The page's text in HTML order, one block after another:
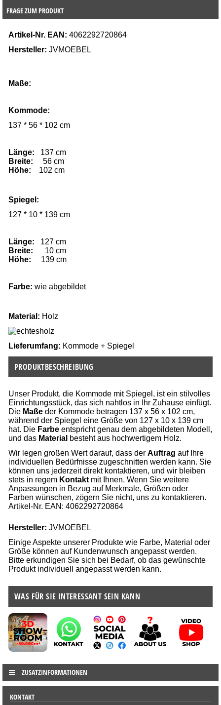
FRAGE ZUM PRODUKT
Artikel-Nr. EAN: 4062292720864
Hersteller: JVMOEBEL
Maße:
Kommode:
137 * 56 * 102 cm
Länge: 137 cm
Breite: 56 cm
Höhe:
102 cm
Spiegel :
127 * 10 * 139 cm
Länge: 127 cm
Breite: 10 cm
Höhe: 139 cm
Farbe: wie abgebildet
Material: Holz
Lieferumfang: Kommode + Spiegel
PRODUKTBESCHREIBUNG
Unser Produkt, die Kommode mit Spiegel, ist ein stilvolles
Einrichtungsstück, das sich nahtlos in Ihr Zuhause einfügt.
Die Maße der Kommode betragen 137 x 56 x 102 cm,
während der Spiegel eine Größe von 127 x 10 x 139 cm
hat. Die Farbe entspricht genau dem abgebildeten Modell,
und das Material besteht aus hochwertigem Holz.
Wir legen großen Wert darauf, dass der Auftrag auf Ihre
individuellen Bedürfnisse zugeschnitten werden kann. Sie
können uns jederzeit direkt kontaktieren, und wir bleiben
stets in regem Kontakt mit Ihnen. Wenn Sie weitere
Anpassungen in Bezug auf Merkmale, Größen oder
Farben wünschen, zögern Sie nicht, uns zu kontaktieren.
Artikel-Nr. EAN: 4062292720864
Hersteller: JVMOEBEL
Einige Aspekte unserer Produkte wie Farbe, Material oder
Größe können auf Kundenwunsch angepasst werden.
Bitte erkundigen Sie sich bei Bedarf, ob das gewünschte
Produkt individuell angepasst werden kann.
WAS FÜR SIE INTERESSANT SEIN KANN
ZUSATZINFORMATIONEN
KONTAKT